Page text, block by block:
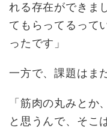
れる存在ができま
てもらってるって
ったです」
一方で、課題はま
「筋肉の丸みと
と思うんで、そこ